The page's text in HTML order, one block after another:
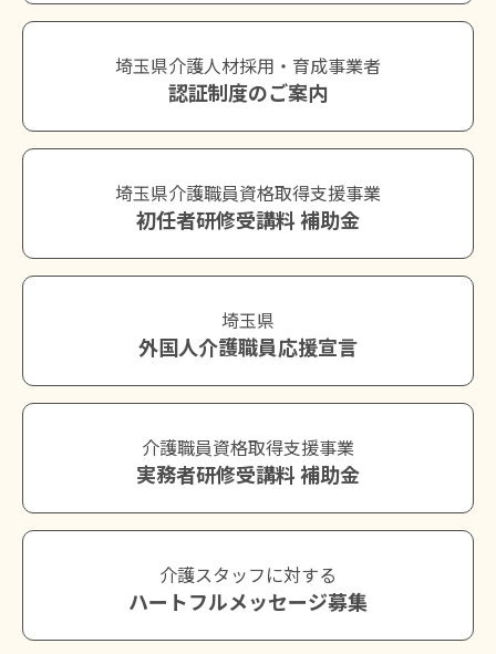
埼玉県介護人材採用・育成事業者
認証制度のご案内
埼玉県介護職員資格取得支援事業
初任者研修受講料 補助金
埼玉県
外国人介護職員応援宣言
介護職員資格取得支援事業
実務者研修受講料 補助金
介護スタッフに対する
ハートフルメッセージ募集